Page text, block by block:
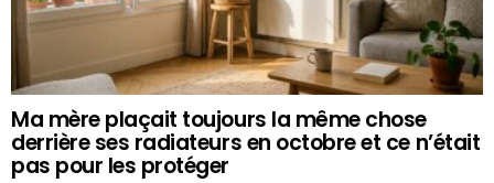
Ma mère plaçait toujours la même chose
derrière ses radiateurs en octobre et ce n’était
pas pour les protéger